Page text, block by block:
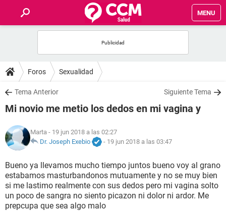
MENU
FOROS
SALUD
NUTRICIÓN
BIENESTAR
SEXUALIDAD
Foros Sexualidad
Tema Anterior Siguiente Tema
Mi novio me metio los dedos en mi vagina y
Marta - 19 jun 2018 a las 02:27
Dr. Joseph Exebio
- 19 jun 2018 a las 03:47
Bueno ya llevamos mucho tiempo juntos bueno voy al grano
estabamos masturbandonos mutuamente y no se muy bien
si me lastimo realmente con sus dedos pero mi vagina solto
un poco de sangra no siento picazon ni dolor ni ardor. Me
prepcupa que sea algo malo